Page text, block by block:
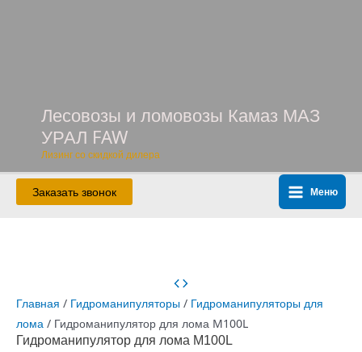
Лесовозы и ломовозы Камаз МАЗ
УРАЛ FAW
Лизинг со скидкой дилера
Заказать звонок
Main
Меню
Главная / Гидроманипуляторы / Гидроманипуляторы для
лома / Гидроманипулятор для лома M100L
Гидроманипулятор для лома M100L